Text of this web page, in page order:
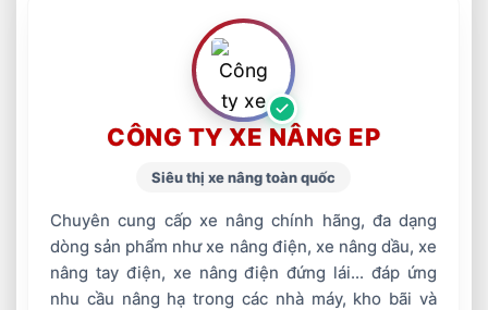
CÔNG TY XE NÂNG EP
Siêu thị xe nâng toàn quốc
Chuyên cung cấp xe nâng chính hãng, đa dạng
dòng sản phẩm như xe nâng điện, xe nâng dầu, xe
nâng tay điện, xe nâng điện đứng lái... đáp ứng
nhu cầu nâng hạ trong các nhà máy, kho bãi và